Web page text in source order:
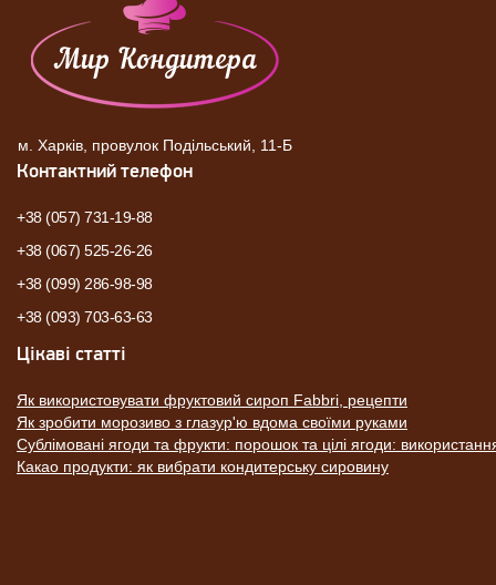
м. Харків, провулок Подільський, 11-Б
Контактний телефон
+38 (057) 731-19-88
+38 (067) 525-26-26
+38 (099) 286-98-98
+38 (093) 703-63-63
Цікаві статті
Як використовувати фруктовий сироп Fabbri, рецепти
Як зробити морозиво з глазур'ю вдома своїми руками
Сублімовані ягоди та фрукти: порошок та цілі ягоди:
Какао продукти: як вибрати кондитерську сировину